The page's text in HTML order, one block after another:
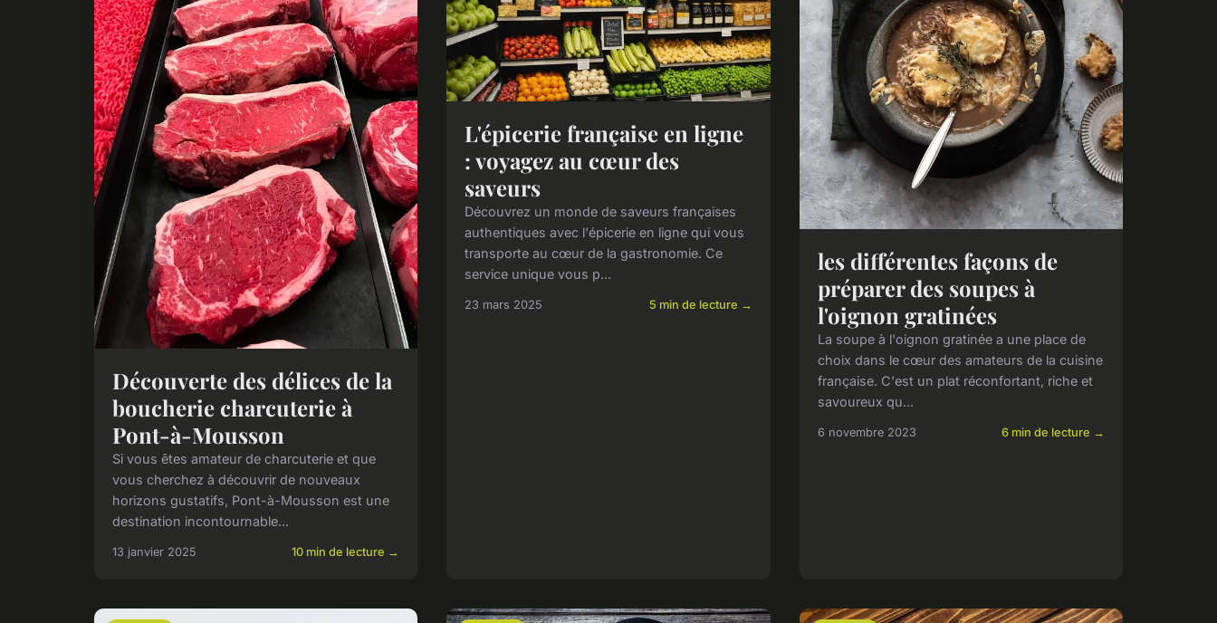
Découverte des délices de la
boucherie charcuterie à
Pont-à-Mousson
Si vous êtes amateur de charcuterie et que
vous cherchez à découvrir de nouveaux
horizons gustatifs, Pont-à-Mousson est une
destination incontournable...
13 janvier 2025 10 min de lecture →
L'épicerie française en ligne
: voyagez au cœur des
saveurs
Découvrez un monde de saveurs françaises
authentiques avec l'épicerie en ligne qui vous
transporte au cœur de la gastronomie. Ce
service unique vous p...
23 mars 2025 5 min de lecture →
les différentes façons de
préparer des soupes à
l'oignon gratinées
La soupe à l'oignon gratinée a une place de
choix dans le cœur des amateurs de la cuisine
française. C'est un plat réconfortant, riche et
savoureux qu...
6 novembre 2023 6 min de lecture →